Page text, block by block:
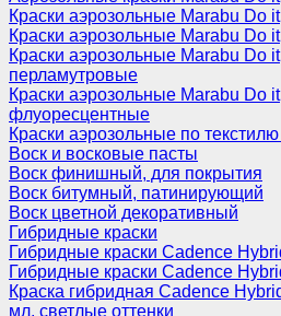
Краски аэрозольные Marabu Do
Краски аэрозольные Marabu Do
Краски аэрозольные Marabu Do
перламутровые
Краски аэрозольные Marabu Do
флуоресцентные
Краски аэрозольные по
Воск и восковые пасты
Воск финишный, для покрытия
Воск битумный, патинирующий
Воск цветной декоративный
Гибридные краски
Гибридные краски Cadence
Гибридные краски Cadence
Краска гибридная Cadence
мл, светлые оттенки